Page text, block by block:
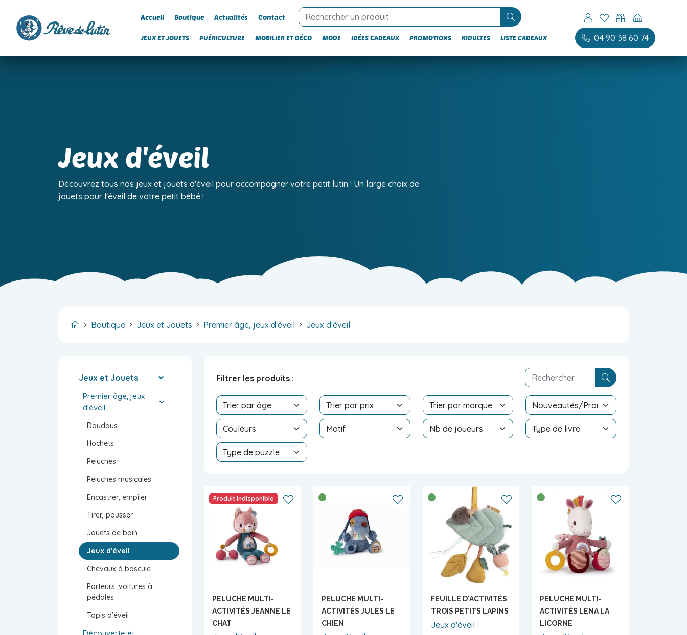
Accueil Boutique Actualités Contact
JEUX ET JOUETS PUÉRICULTURE MOBILIER ET DÉCO MODE IDÉES CADEAUX PROMOTIONS KIDULTES LISTE CADEAUX 04 90 38 60 74
Jeux d'éveil
Découvrez tous nos jeux et jouets d'éveil pour accompagner votre petit lutin ! Un large choix de
jouets pour l'éveil de votre petit bébé !
Boutique Jeux et Jouets Premier âge, jeux d'éveil Jeux d'éveil
Jeux et Jouets
Premier âge, jeux
d'éveil
Doudous
Hochets
Peluches
Peluches musicales
Encastrer, empiler
Tirer, pousser
Jouets de bain
Jeux d'éveil
Chevaux à bascule
Porteurs, voitures à
pédales
Tapis d'éveil
Filtrer les produits :
Produit indisponible
PELUCHE MULTI-
ACTIVITÉS JEANNE LE
CHAT
PELUCHE MULTI-
ACTIVITÉS JULES LE
CHIEN
FEUILLE D'ACTIVITÉS
TROIS PETITS LAPINS
Jeux d'éveil
PELUCHE MULTI-
ACTIVITÉS LENA LA
LICORNE